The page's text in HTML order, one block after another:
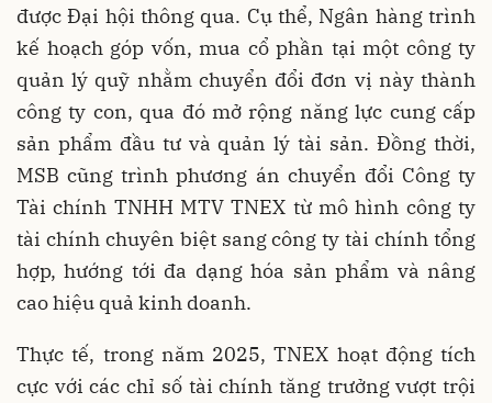
được Đại hội thông qua. Cụ thể, Ngân hàng trình
kế hoạch góp vốn, mua cổ phần tại một công ty
quản lý quỹ nhằm chuyển đổi đơn vị này thành
công ty con, qua đó mở rộng năng lực cung cấp
sản phẩm đầu tư và quản lý tài sản. Đồng thời,
MSB cũng trình phương án chuyển đổi Công ty
Tài chính TNHH MTV TNEX từ mô hình công ty
tài chính chuyên biệt sang công ty tài chính tổng
hợp, hướng tới đa dạng hóa sản phẩm và nâng
cao hiệu quả kinh doanh.
Thực tế, trong năm 2025, TNEX hoạt động tích
cực với các chỉ số tài chính tăng trưởng vượt trội